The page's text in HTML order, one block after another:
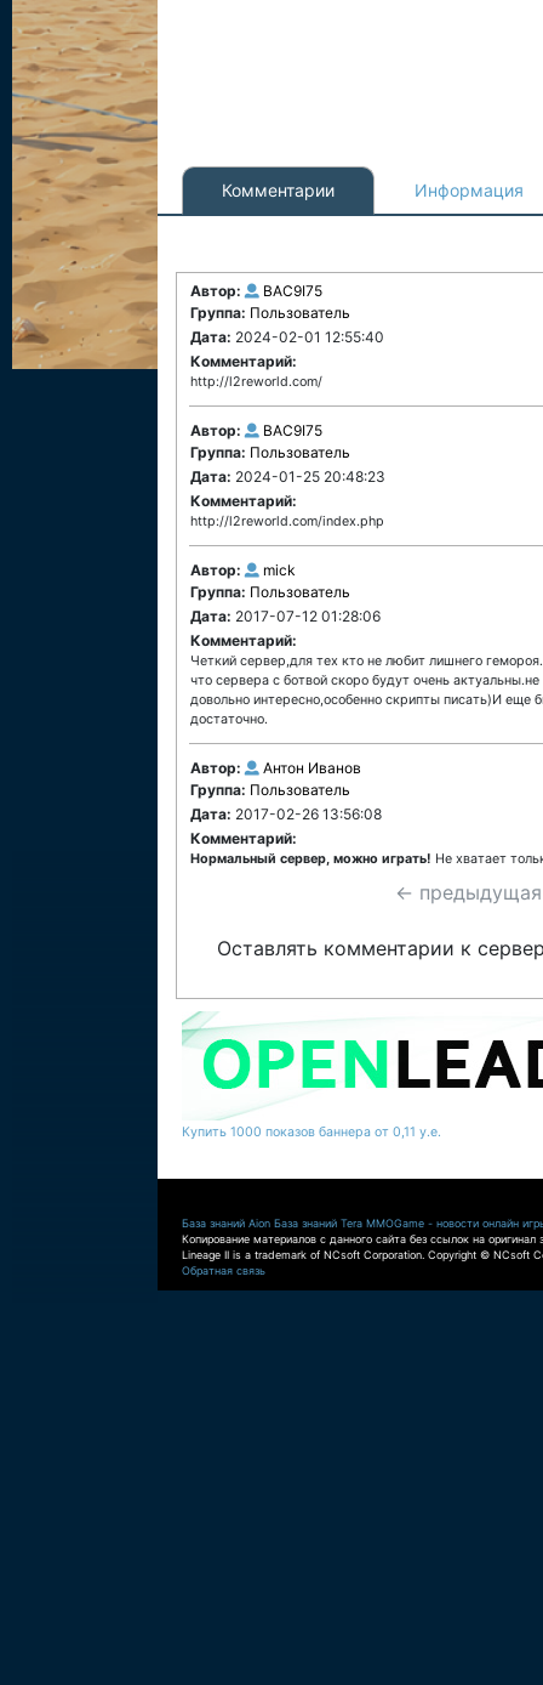
Комментарии Информация
Автор:
BAC9I75
Группа: Пользователь
Дата: 2024-02-01 12:55:40
Комментарий:
http://l2reworld.com/
Автор:
BAC9I75
Группа: Пользователь
Дата: 2024-01-25 20:48:23
Комментарий:
http://l2reworld.com/index.php
Автор:
mick
Группа: Пользователь
Дата: 2017-07-12 01:28:06
Комментарий:
Четкий сервер,для тех кто не любит лишнего
что сервера с ботвой скоро будут очень
довольно интересно,особенно скрипты писать)И
достаточно.
Автор:
Антон Иванов
Группа: Пользователь
Дата: 2017-02-26 13:56:08
Комментарий:
Нормальный сервер, можно играть! Не хватает
← предыдущая
Оставлять комментарии к
Купить 1000 показов баннера от 0,11 у.е.
База знаний Aion База знаний Tera MMOGame - новости онлайн
Копирование материалов с данного сайта без ссылок на оригинал
Lineage II is a trademark of NCsoft Corporation. Copyright © NCsoft
Обратная связь